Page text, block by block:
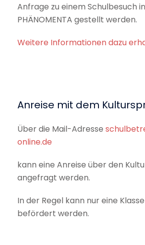
Anfrage zu einem Schulbesuch
PHÄNOMENTA gestellt werden.
Weitere Informationen dazu
Anreise mit dem
Über die Mail-Adresse
online.de
kann eine Anreise über den
angefragt werden.
In der Regel kann nur eine
befördert werden.